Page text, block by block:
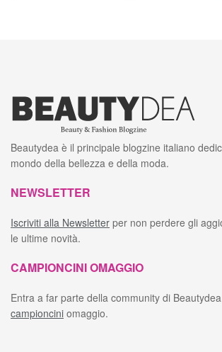
Beautydea è il principale blogzine italiano
mondo della bellezza e della moda.
NEWSLETTER
Iscriviti alla Newsletter per non perdere gli
le ultime novità.
CAMPIONCINI OMAGGIO
Entra a far parte della community di
campioncini omaggio.